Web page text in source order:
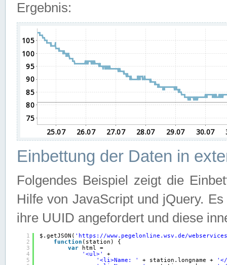
Ergebnis:
Einbettung der Daten in
Folgendes Beispiel zeigt die
Hilfe von JavaScript und jQuery.
ihre UUID angefordert und diese
1
2
3
4
5
$.getJSON( ' https://www.pegelonline.wsv.de/
function (station) {
var
html =
'<ul>'
+
'<li>Name: '
+ station.longname +